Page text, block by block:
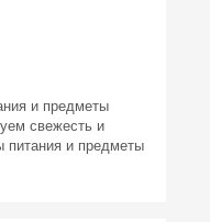
и предметы
свежесть и
питания и предметы